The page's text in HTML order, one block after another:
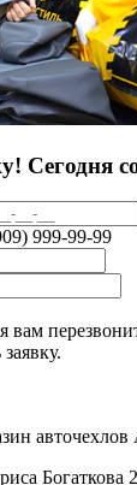
Сегодня
999-99-99
авточехлов
Богаткова